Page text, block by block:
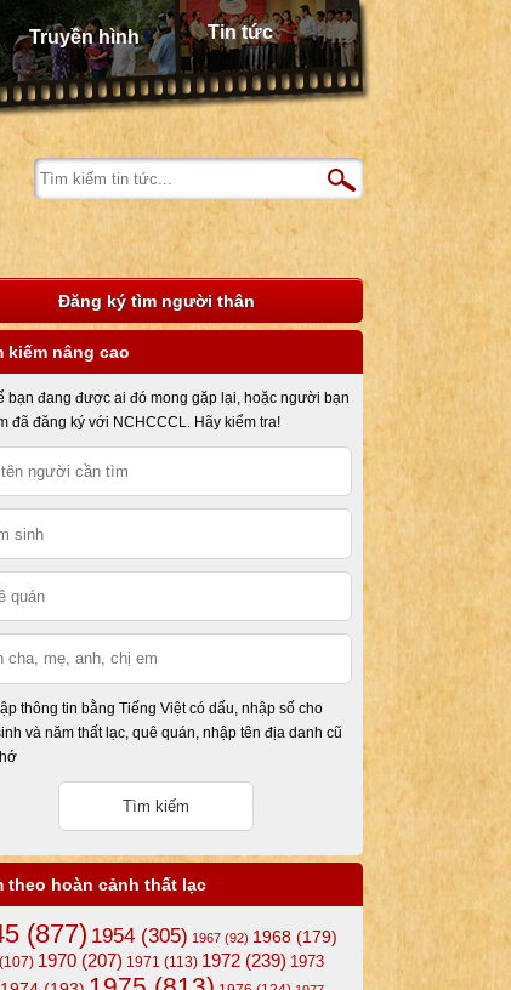
Truyền hình Tin tức
Đăng ký tìm người thân
kiếm nâng cao
bạn đang được ai đó mong gặp lại, hoặc người bạn
đã đăng ký với NCHCCCL. Hãy kiểm tra!
thông tin bằng Tiếng Việt có dấu, nhập số cho
và năm thất lạc, quê quán, nhập tên địa danh cũ
theo hoàn cảnh thất lạc
(877) 1954 (305) 1967 (92) 1968 (179)
(107) 1970 (207) 1971 (113) 1972 (239) 1973